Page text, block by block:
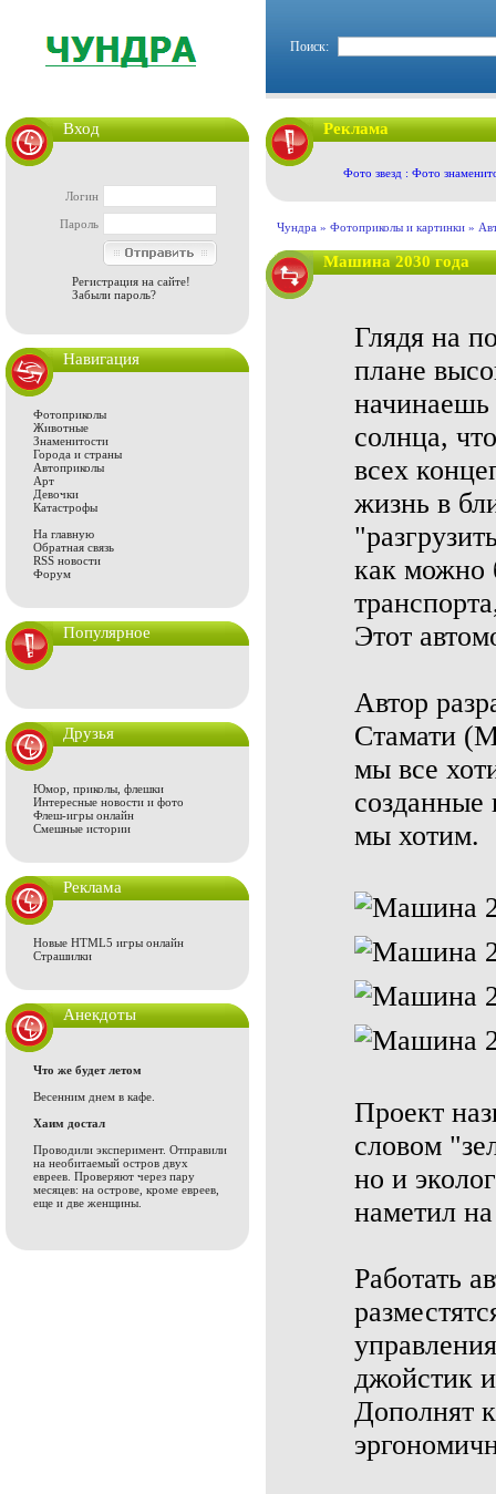
Поиск:
Вход
Логин
Пароль
Регистрация на сайте!
Забыли пароль?
Навигация
Фотоприколы
Животные
Знаменитости
Города и страны
Автоприколы
Арт
Девочки
Катастрофы
На главную
Обратная связь
RSS новости
Форум
Популярное
Друзья
Юмор, приколы, флешки
Интересные новости и фото
Флеш-игры онлайн
Смешные истории
Реклама
Новые HTML5 игры онлайн
Страшилки
Анекдоты
Что же будет летом
Весенним днем в кафе.
Хаим достал
Проводили эксперимент. Отправили
на необитаемый остров двух
евреев. Проверяют через пару
месяцев: на острове, кроме евреев,
еще и две женщины.
Реклама
Фото звезд : Фото
Чундра » Фотоприколы и картинки »
Машина 2030 года
Глядя на
плане
начинаешь
солнца,
всех
жизнь в
как можно
Этот
Автор
Стамати
мы все
созданные
мы хотим.
Проект
словом
но и
наметил
Работать
джойстик
Дополнят